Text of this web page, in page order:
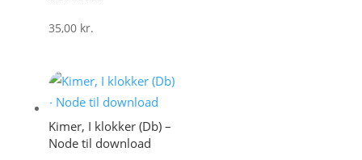
35,00 kr.
Kimer, I klokker (Db) –
Node til download